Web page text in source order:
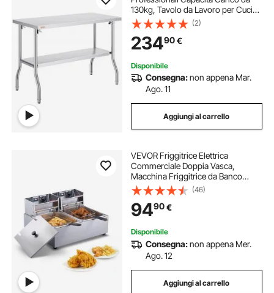
130kg, Tavolo da Lavoro per Cucina
Gastronomia Tavolo da Lavoro, 2
Piani Pieghevole 122 x 61 x 85 cm
Lavoro Commerciale per Ristorante
Cucina
(2)
23490€
Disponibile
Consegna:non appena Mar.
Ago. 11
Aggiungi al carrello
VEVOR Friggitrice Elettrica
Commerciale Doppia Vasca,
Macchina Friggitrice da Banco
Capacità da 12 Litri con Doppio
Cestello Rimovibile, Friggitrice
Doppia in Acciaio Inox 5000 W da
Cucina Hotel
(46)
9490€
Disponibile
Consegna:non appena Mer.
Ago. 12
Aggiungi al carrello